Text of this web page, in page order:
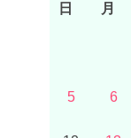
日 月
5 6